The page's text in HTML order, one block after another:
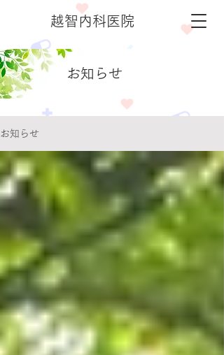
越智内科医院
​お知らせ
お知らせ